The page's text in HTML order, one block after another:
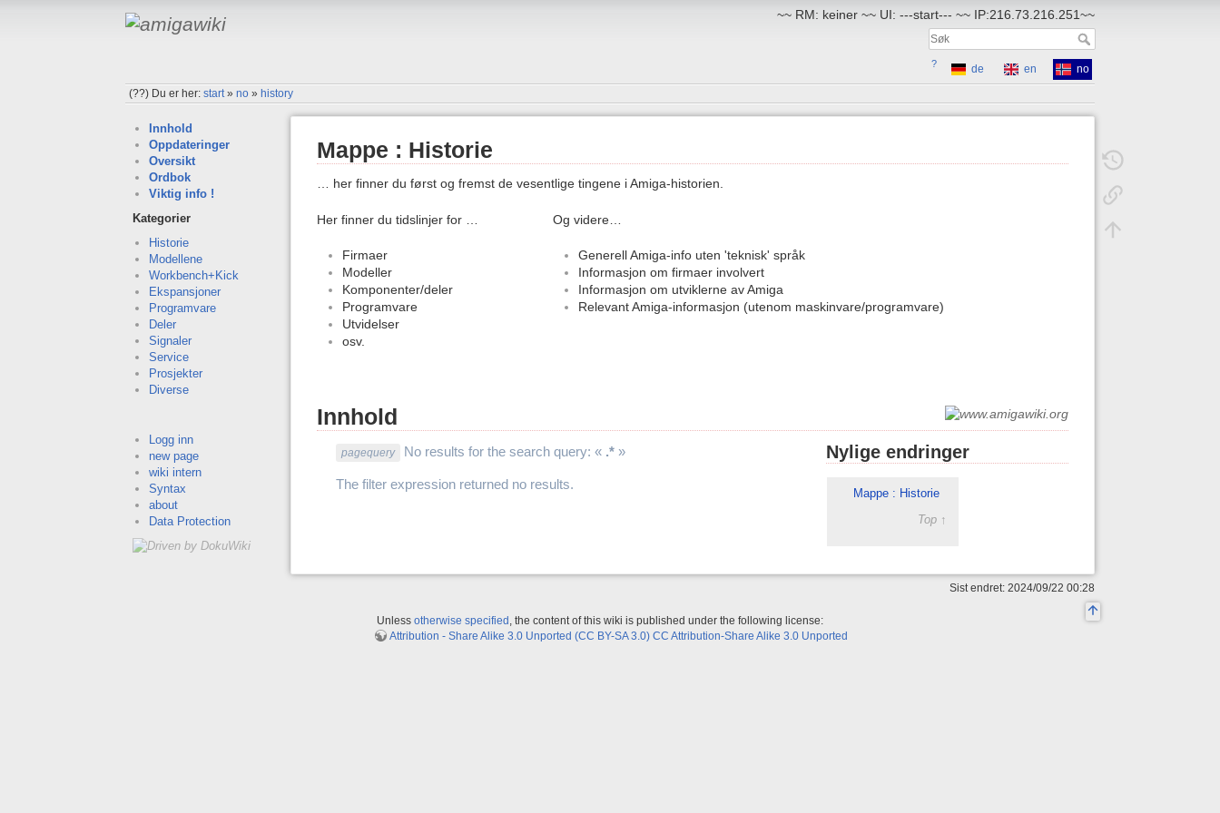
~~ RM: keiner ~~ UI: ---start--- ~~ IP:216.73.216.251~~
? de en
no
(??) Du er her:start»no » history
Innhold
Oppdateringer
Oversikt
Ordbok
Viktig info !
Kategorier
Historie
Modellene
Workbench+Kick
Ekspansjoner
Programvare
Deler
Signaler
Service
Prosjekter
Diverse
Logg inn
new page
wiki intern
Syntax
about
Data Protection
Mappe : Historie
… her finner du først og fremst de vesentlige tingene i Amiga-historien.
Her finner du tidslinjer for …
Firmaer
Modeller
Komponenter/deler
Programvare
Utvidelser
osv.
Og videre…
Generell Amiga-info uten 'teknisk' språk
Informasjon om firmaer involvert
Informasjon om utviklerne av Amiga
Relevant Amiga-informasjon (utenom maskinvare/programvare)
Innhold
pagequery No results for the search query: « .*»
The filter expression returned no results.
Nylige endringer
Mappe : Historie
Top ↑
Sist endret: 2024/09/22 00:28
Unless otherwise specified , the content of this wiki is published under the following license:
Attribution - Share Alike 3.0 Unported (CC BY-SA 3.0) CC Attribution-Share Alike 3.0 Unported